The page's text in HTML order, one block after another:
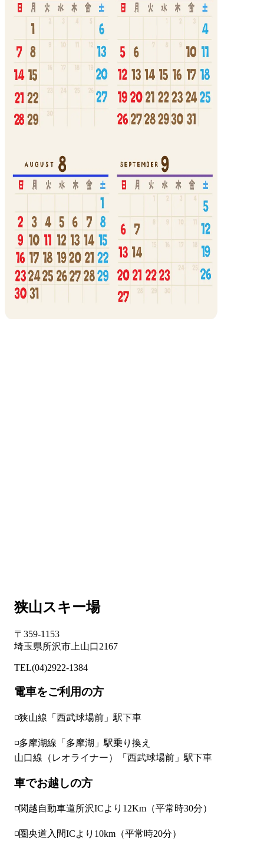
狭山スキー場
〒359-1153
埼玉県所沢市上山口2167
TEL(04)2922-1384
電車をご利用の方
◽狭山線「西武球場前」駅下車
◽多摩湖線「多摩湖」駅乗り換え
山口線（レオライナー）「西武球場前」駅下車
車でお越しの方
◽関越自動車道所沢ICより12Km（平常時30分）
◽圏央道入間ICより10km（平常時20分）